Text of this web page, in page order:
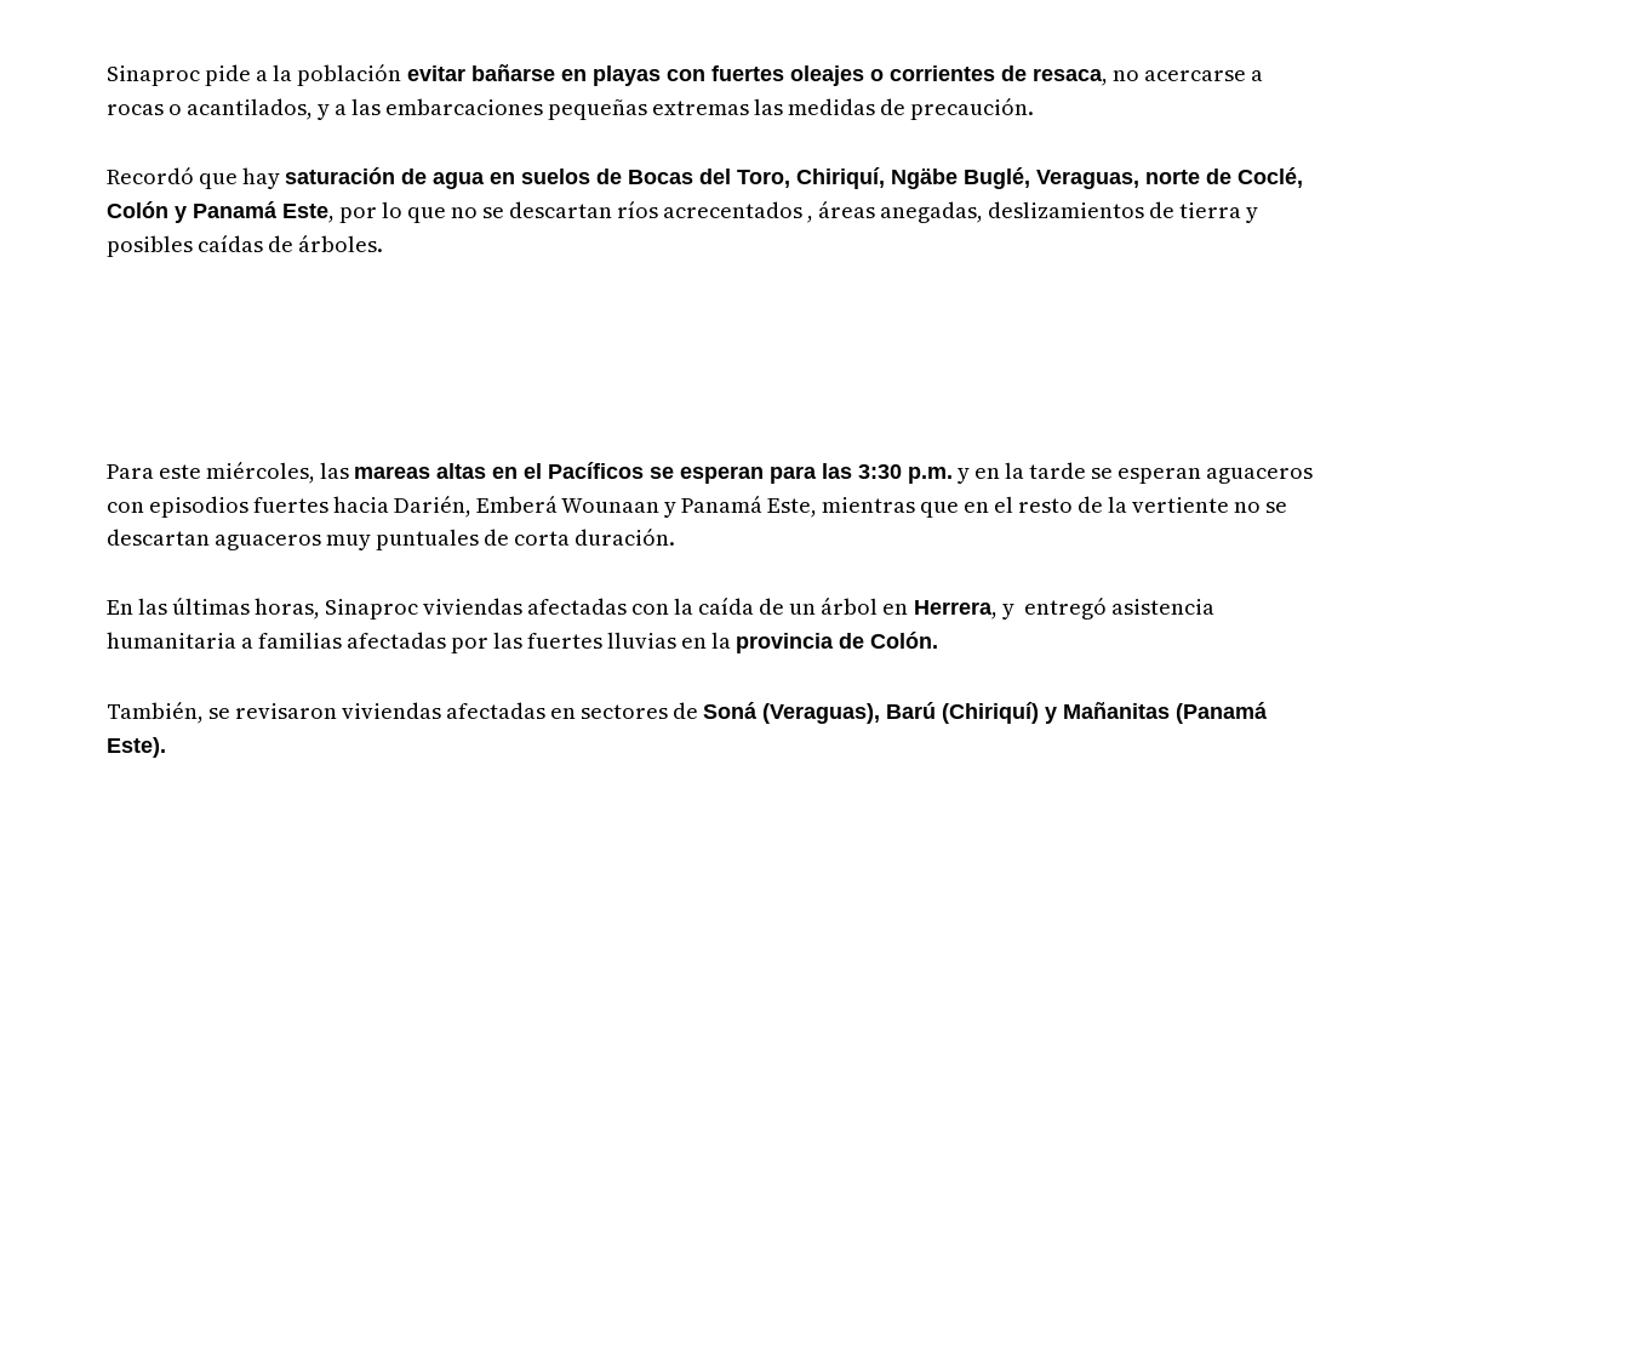
Sinaproc pide a la población evitar bañarse en playas con fuertes oleajes o corrientes de resaca, no acercarse a
rocas o acantilados, y a las embarcaciones pequeñas extremas las medidas de precaución.
Recordó que haysaturación de agua en suelos de Bocas del Toro, Chiriquí, Ngäbe Buglé, Veraguas, norte de Coclé,
Colón y Panamá Este, por lo que no se descartan ríos acrecentados , áreas anegadas, deslizamientos de tierra y
posibles caídas de árboles.
Para este miércoles, las mareas altas en el Pacíficos se esperan para las 3:30 p.m. y en la tarde se esperan aguaceros
con episodios fuertes hacia Darién, Emberá Wounaan y Panamá Este, mientras que en el resto de la vertiente no se
descartan aguaceros muy puntuales de corta duración.
En las últimas horas, Sinaproc viviendas afectadas con la caída de un árbol en Herrera, y entregó asistencia
humanitaria a familias afectadas por las fuertes lluvias en la provincia de Colón.
También, se revisaron viviendas afectadas en sectores deSoná (Veraguas), Barú (Chiriquí) y Mañanitas (Panamá
Este).